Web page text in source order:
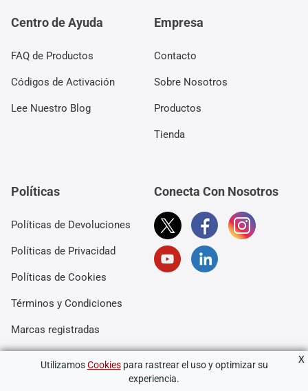
X
UtilizamosCookiespara rastrear el uso y optimizar su
experiencia.
Centro de Ayuda
FAQ de Productos
Códigos de Activación
Lee Nuestro Blog
Empresa
Contacto
Sobre Nosotros
Productos
Tienda
Políticas
Políticas de Devoluciones
Políticas de Privacidad
Políticas de Cookies
Términos y Condiciones
Marcas registradas
Conecta Con Nosotros
Copyright © 2006-2026 Wide Angle Software Ltd. Todos los